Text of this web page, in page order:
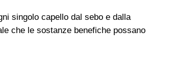
singolo capello dal sebo e dalla
che le sostanze benefiche possano